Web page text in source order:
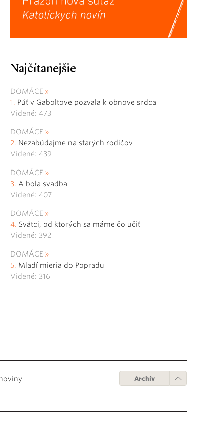
Najčítanejšie
DOMÁCE
Púť v Gaboltove pozvala k obnove srdca
Videné: 473
DOMÁCE
Nezabúdajme na starých rodičov
Videné: 439
DOMÁCE
A bola svadba
Videné: 407
DOMÁCE
Svätci, od ktorých sa máme čo učiť
Videné: 392
DOMÁCE
Mladí mieria do Popradu
Videné: 316
Archív